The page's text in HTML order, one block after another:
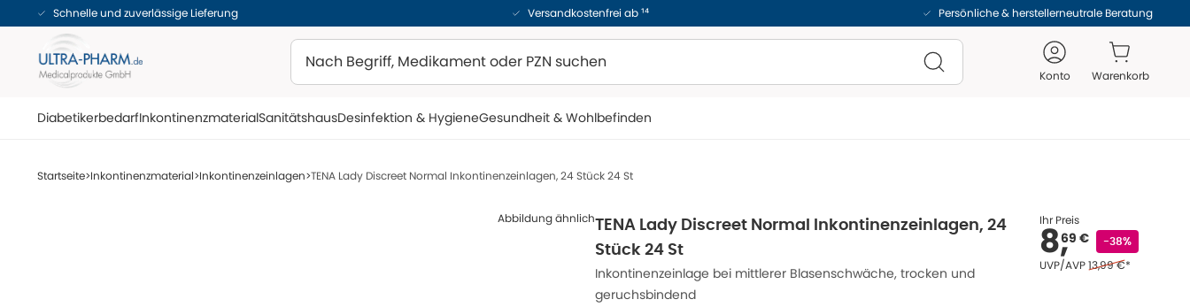
Schnelle und zuverlässige Lieferung Versandkostenfrei ab ¹⁴ Persönliche & herstellerneutrale Beratung
Konto Warenkorb
DiabetikerbedarfInkontinenzmaterialSanitätshausDesinfektion & HygieneGesundheit & Wohlbefinden
Startseite Inkontinenzmaterial Inkontinenzeinlagen TENA Lady Discreet Normal Inkontinenzeinlagen, 24 Stück 24 St
Abbildung ähnlichTENA Lady Discreet Normal Inkontinenzeinlagen, 24
Stück 24 St
Inkontinenzeinlage bei mittlerer Blasenschwäche, trocken und
geruchsbindend
Ihr Preis
8,69 € -38%
UVP/AVPEhemaliger Preis (U
13,99 €*